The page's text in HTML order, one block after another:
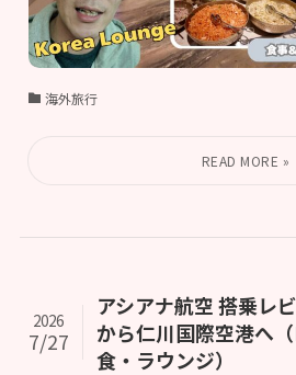
海外旅行
アシアナ航空 搭乗レ
から仁川国際空港へ
食・ラウンジ）
2026
7/27